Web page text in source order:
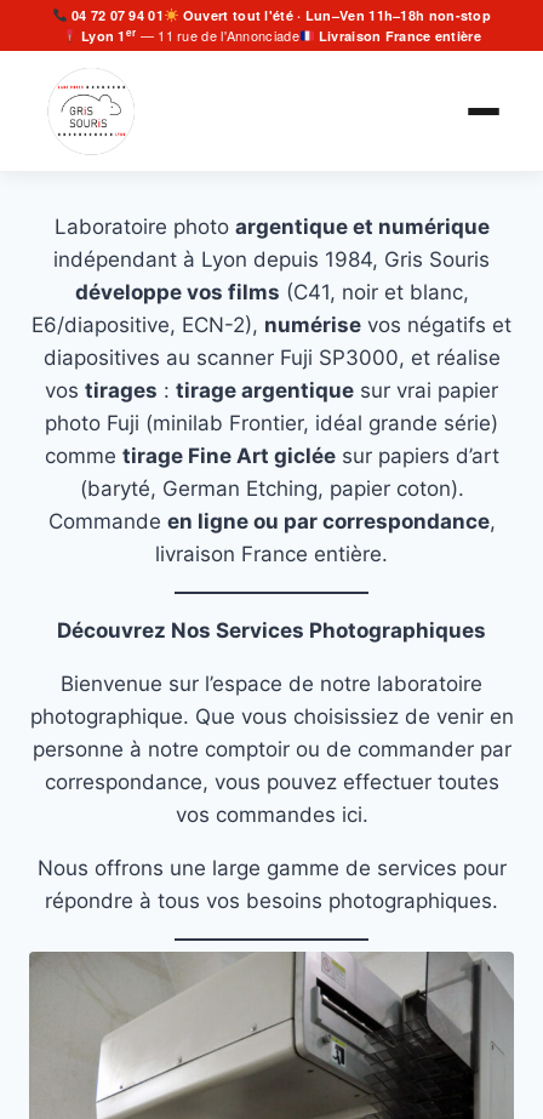
04 72 07 94 01
Ouvert tout l'été · Lun–Ven 11h–18h non-stop
Lyon 1er — 11 rue de l'Annonciade Livraison France entière
au
contenu
Laboratoire photo argentique et numérique
indépendant à Lyon depuis 1984, Gris Souris
développe vos films (C41, noir et blanc,
E6/diapositive, ECN-2), numérise vos négatifs et
diapositives au scanner Fuji SP3000, et réalise
vos tirages : tirage argentique sur vrai papier
photo Fuji (minilab Frontier, idéal grande série)
comme tirage Fine Art gicléesur papiers d’art
(baryté, German Etching, papier coton).
Commande en ligne ou par correspondance,
livraison France entière.
Découvrez Nos Services Photographiques
Bienvenue sur l’espace de notre laboratoire
photographique. Que vous choisissiez de venir en
personne à notre comptoir ou de commander par
correspondance, vous pouvez effectuer toutes
vos commandes ici.
Nous offrons une large gamme de services pour
répondre à tous vos besoins photographiques.